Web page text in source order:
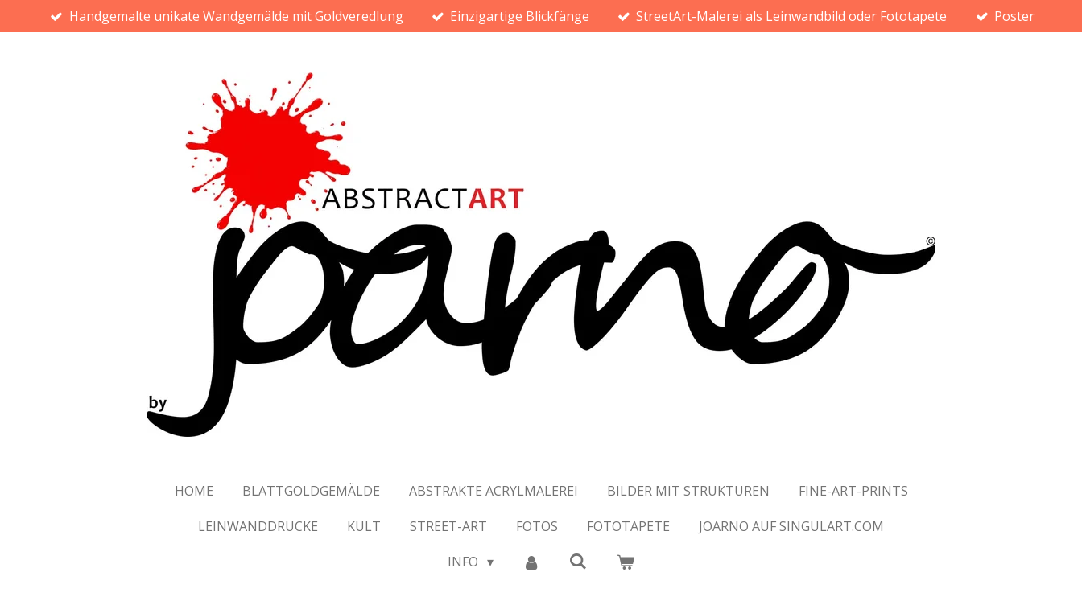
Hauptinhalt
Handgemalte unikate Wandgemälde mit Goldveredlung Einzigartige Blickfänge StreetArt-Malerei als Leinwandbild oder Fototapete Poster
HOME BLATTGOLDGEMÄLDE ABSTRAKTE ACRYLMALEREI BILDER MIT STRUKTUREN
FINE-ART-PRINTS
LEINWANDDRUCKE
KULT STREET-ART FOTOS FOTOTAPETE
JOARNO AUF SINGULART.COM
INFO